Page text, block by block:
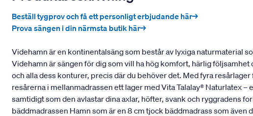
Beställ tygprov och få ett personligt erbjudande här→
Prova sängen i din närmsta butik här→
Videhamn är en kontinentalsäng som består av lyxiga naturmaterial
Videhamn är sängen för dig som vill ha hög komfort, härlig
och alla dess konturer, precis där du behöver det. Med fyra
resårerna i mellanmadrassen ett lager med Vita Talalay® Naturlatex
samtidigt som den avlastar dina axlar, höfter, svank och ryggradens
bäddmadrassen Hamn som är en 8 cm tjock bäddmadrass som